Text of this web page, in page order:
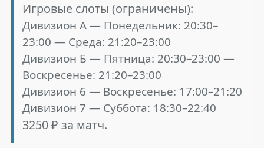
Игровые слоты (ограничены):
Дивизион А — Понедельник: 20:30–
23:00 — Среда: 21:20–23:00
Дивизион Б — Пятница: 20:30–23:00 —
Воскресенье: 21:20–23:00
Дивизион 6 — Воскресенье: 17:00–21:20
Дивизион 7 — Суббота: 18:30–22:40
3250 ₽ за матч.